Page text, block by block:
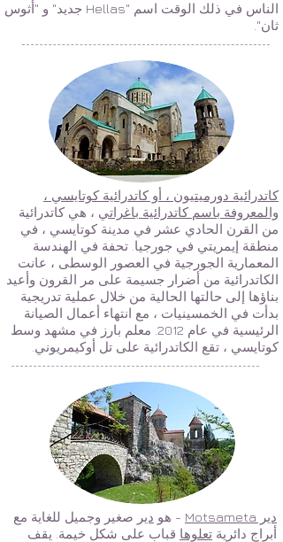
الناس في ذلك الوقت اسم "Hellas جديد" و "أثوس
ثان".
كاتدرائية دورميتيون ، أو كاتدرائية كوتايسي ،
والمعروفة باسم كاتدرائية باغراتي ، هي كاتدرائية
من القرن الحادي عشر في مدينة كوتايسي ، في
منطقة إيمريتي في جورجيا. تحفة في الهندسة
المعمارية الجورجية في العصور الوسطى ، عانت
الكاتدرائية من أضرار جسيمة على مر القرون وأعيد
بناؤها إلى حالتها الحالية من خلال عملية تدريجية
بدأت في الخمسينيات ، مع انتهاء أعمال الصيانة
الرئيسية في عام 2012. معلم بارز في مشهد وسط
كوتايسي ، تقع الكاتدرائية على تل أوكيمريوني.
دير Motsameta - هو دير صغير وجميل للغاية مع
أبراج دائرية تعلوها قباب على شكل خيمة. يقف